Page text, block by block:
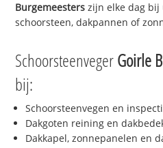
Burgemeesters zijn elke dag
schoorsteen, dakpannen of
SchoorsteenvegerGoirle
bij:
Schoorsteenvegen en
Dakgoten reining en
Dakkapel, zonnepanelen en